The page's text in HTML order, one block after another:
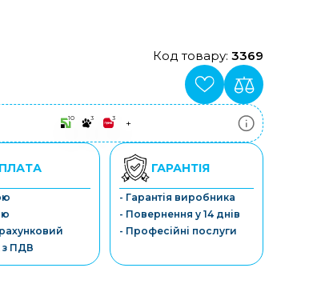
Код товару: 3369
10 3 3 +
3-10 платежів, кредит 0.01%
Монобанк
3-7 платежів, кредит 0.01%
ПУМБ
3-10 платежів, кредит 0.01%
3-10 платежів, кредит 0.01%
3-10 платежів, кредит 0.01%
Sens-Банк
з ПДВ
ГАРАНТІЯ
- Гарантія виробника
- Повернення у 14 днів
- Професійні послуги